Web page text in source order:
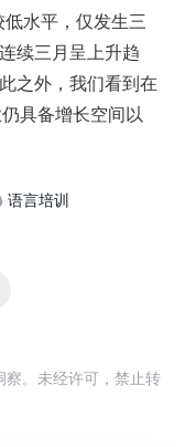
水平，仅发生三
续三月呈上升趋
之外，我们看到在
具备增长空间以
语言培训
察。未经许可，禁止转